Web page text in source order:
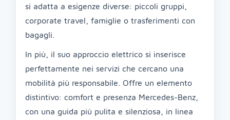
si adatta a esigenze diverse: piccoli gruppi,
corporate travel, famiglie o trasferimenti con
bagagli.
In più, il suo approccio elettrico si inserisce
perfettamente nei servizi che cercano una
mobilità più responsabile. Offre un elemento
distintivo: comfort e presenza Mercedes-Benz,
con una guida più pulita e silenziosa, in linea